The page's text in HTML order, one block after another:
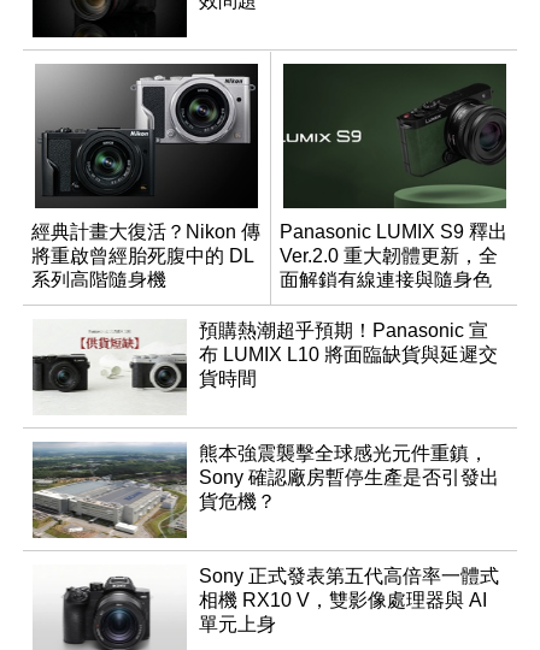
經典計畫大復活？Nikon 傳
將重啟曾經胎死腹中的 DL
系列高階隨身機
Panasonic LUMIX S9 釋出
Ver.2.0 重大韌體更新，全
面解鎖有線連接與隨身色
調編輯
預購熱潮超乎預期！Panasonic 宣
布 LUMIX L10 將面臨缺貨與延遲交
貨時間
熊本強震襲擊全球感光元件重鎮，
Sony 確認廠房暫停生產是否引發出
貨危機？
Sony 正式發表第五代高倍率一體式
相機 RX10 V，雙影像處理器與 AI
單元上身